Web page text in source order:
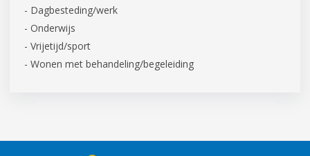
- Dagbesteding/werk
- Onderwijs
- Vrijetijd/sport
- Wonen met behandeling/begeleiding